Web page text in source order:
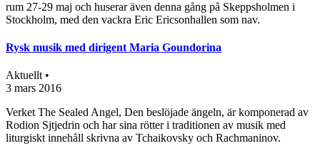
rum 27-29 maj och huserar även denna gång på Skeppsholmen i
Stockholm, med den vackra Eric Ericsonhallen som nav.
Rysk musik med dirigent Maria Goundorina
Aktuellt •
3 mars 2016
Verket The Sealed Angel, Den beslöjade ängeln, är komponerad av
Rodion Sjtjedrin och har sina rötter i traditionen av musik med
liturgiskt innehåll skrivna av Tchaikovsky och Rachmaninov.